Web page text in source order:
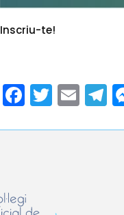
Inscriu-te!